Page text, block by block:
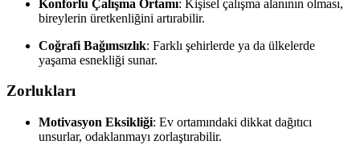
Konforlu Çalışma Ortamı: Kişisel çalışma alanının olması,
bireylerin üretkenliğini artırabilir.
Coğrafi Bağımsızlık: Farklı şehirlerde ya da ülkelerde
yaşama esnekliği sunar.
Zorlukları
Motivasyon Eksikliği: Ev ortamındaki dikkat dağıtıcı
unsurlar, odaklanmayı zorlaştırabilir.